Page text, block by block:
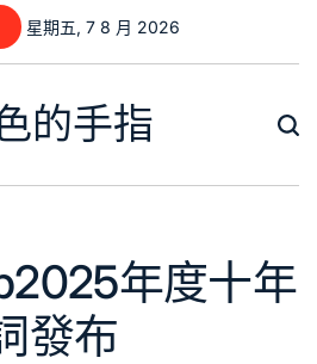
星期五, 7 8 月 2026
的手指
年度十年
發布